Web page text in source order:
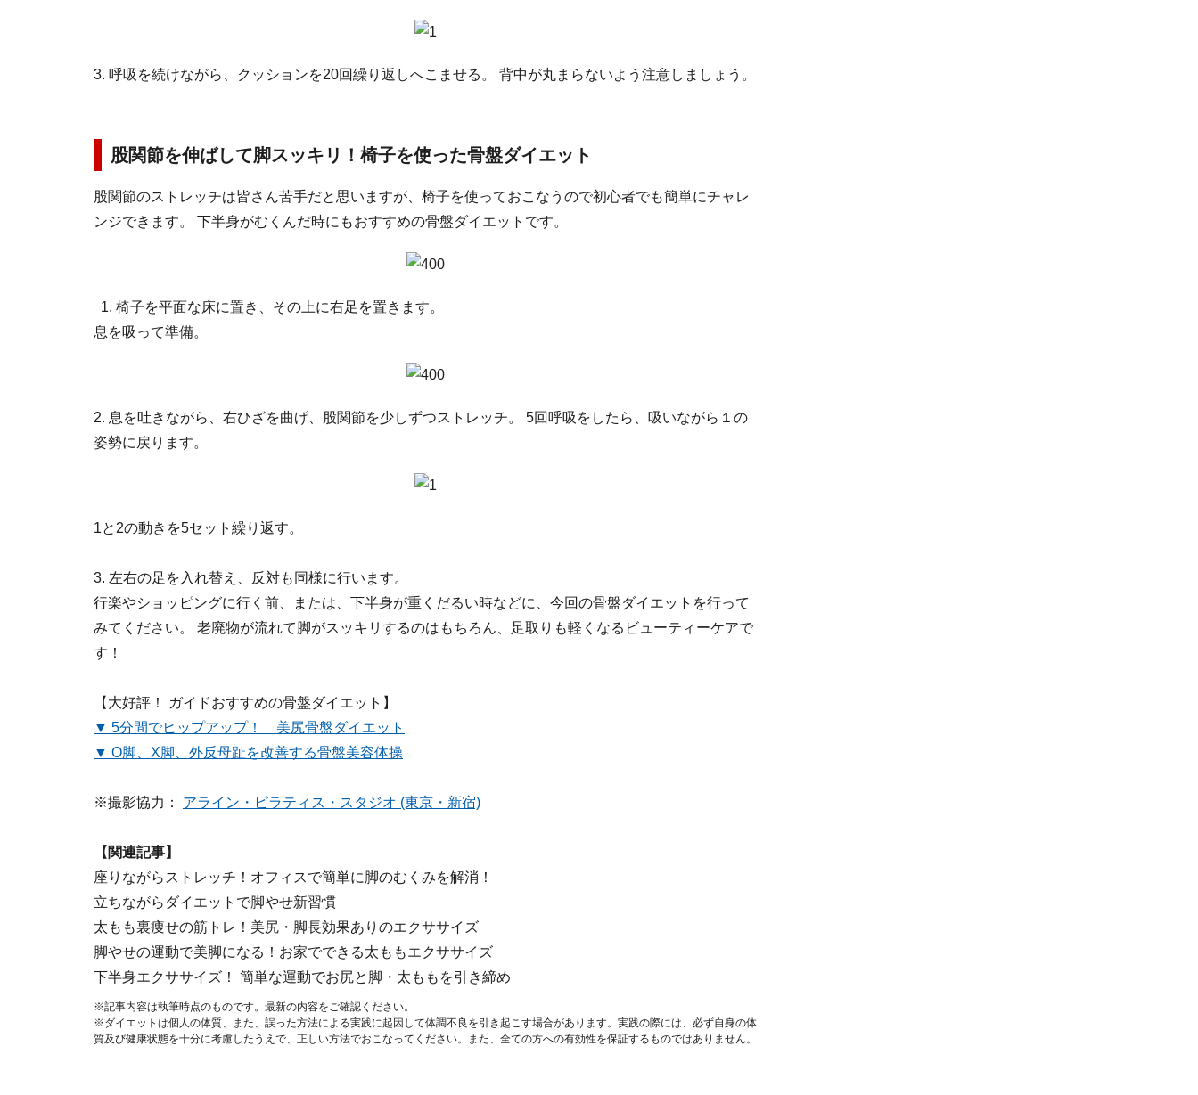
3. 呼吸を続けながら、クッションを20回繰り返しへこませる。 背中が丸まらないよう注意しましょう。
股関節を伸ばして脚スッキリ！椅子を使った骨盤ダイエット
股関節のストレッチは皆さん苦手だと思いますが、椅子を使っておこなうので初心者でも簡単にチャレ
ンジできます。 下半身がむくんだ時にもおすすめの骨盤ダイエットです。
1. 椅子を平面な床に置き、その上に右足を置きます。
息を吸って準備。
2. 息を吐きながら、右ひざを曲げ、股関節を少しずつストレッチ。 5回呼吸をしたら、吸いながら１の
姿勢に戻ります。
1と2の動きを5セット繰り返す。
3. 左右の足を入れ替え、反対も同様に行います。
行楽やショッピングに行く前、または、下半身が重くだるい時などに、今回の骨盤ダイエットを行って
みてください。 老廃物が流れて脚がスッキリするのはもちろん、足取りも軽くなるビューティーケアで
す！
【大好評！ ガイドおすすめの骨盤ダイエット】
▼ 5分間でヒップアップ！ 美尻骨盤ダイエット
▼ O脚、X脚、外反母趾を改善する骨盤美容体操
※撮影協力： アライン・ピラティス・スタジオ (東京・新宿)
【関連記事】
座りながらストレッチ！オフィスで簡単に脚のむくみを解消！
立ちながらダイエットで脚やせ新習慣
太もも裏痩せの筋トレ！美尻・脚長効果ありのエクササイズ
脚やせの運動で美脚になる！お家でできる太ももエクササイズ
下半身エクササイズ！ 簡単な運動でお尻と脚・太ももを引き締め
※記事内容は執筆時点のものです。最新の内容をご確認ください。
※ダイエットは個人の体質、また、誤った方法による実践に起因して体調不良を引き起こす場合があります。実践の際には、必ず自身の体
質及び健康状態を十分に考慮したうえで、正しい方法でおこなってください。また、全ての方への有効性を保証するものではありません。